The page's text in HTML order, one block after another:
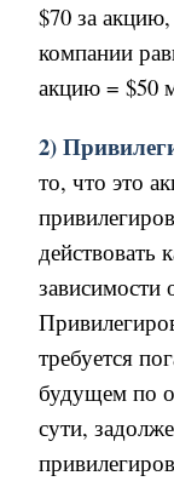
$70 за
компании
акцию = $50
2)
то, что это
действовать
зависимости
требуется
будущем по
сути,